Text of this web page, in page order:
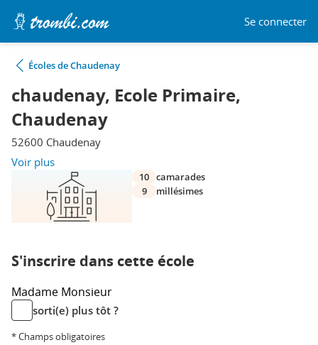
Se connecter
Écoles de Chaudenay
chaudenay, Ecole Primaire,
Chaudenay
52600 Chaudenay
Voir plus
10 camarades
9
millésimes
S'inscrire dans cette école
Madame Monsieur
sorti(e) plus tôt ?
* Champs obligatoires